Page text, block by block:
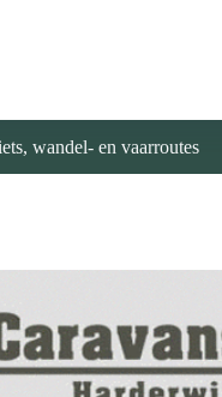
wandel- en vaarroutes